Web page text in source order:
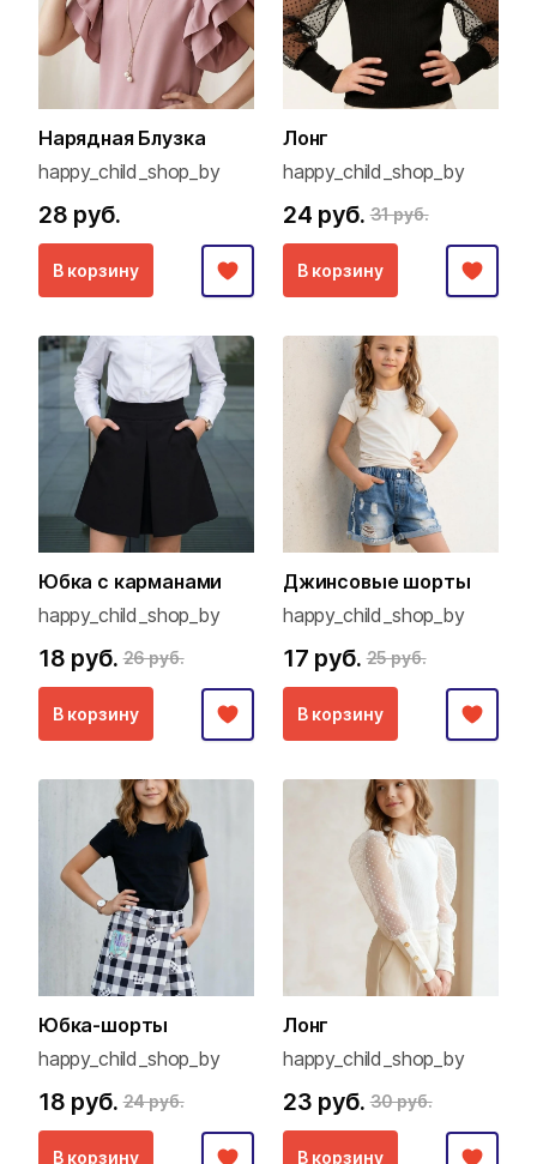
Нарядная Блузка
happy_child_shop_by
28 руб.
В корзину
Лонг
happy_child_shop_by
24 руб. 31 руб.
В корзину
Юбка с карманами
happy_child_shop_by
18 руб. 26 руб.
В корзину
Джинсовые шорты
happy_child_shop_by
17 руб. 25 руб.
В корзину
Юбка-шорты
happy_child_shop_by
18 руб. 24 руб.
В корзину
Лонг
happy_child_shop_by
23 руб. 30 руб.
В корзину